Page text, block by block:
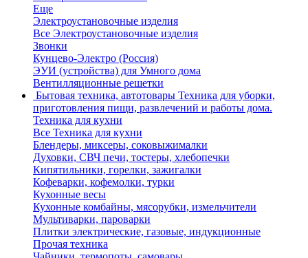
Еще
Электроустановочные изделия
Все Электроустановочные изделия
Звонки
Кунцево-Электро (Россия)
ЭУИ (устройства) для Умного дома
Вентилляционные решетки
Бытовая техника, автотовары Техника для уборки,
приготовления пищи, развлечений и работы дома.
Техника для кухни
Все Техника для кухни
Блендеры, миксеры, соковыжималки
Духовки, СВЧ печи, тостеры, хлебопечки
Кипятильники, горелки, зажигалки
Кофеварки, кофемолки, турки
Кухонные весы
Кухонные комбайны, мясорубки, измельчители
Мультиварки, пароварки
Плитки электрические, газовые, индукционные
Прочая техника